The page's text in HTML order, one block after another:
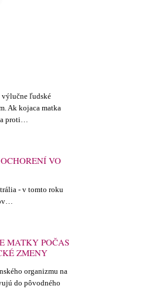
výlučne ľudské
Ak kojaca matka
proti…
VO
- v tomto roku
MATKY POČAS
ZMENY
organizmu na
do pôvodného